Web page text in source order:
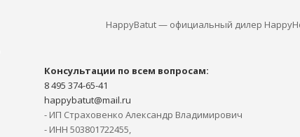
HappyBatut — официальный дилер
Консультации по всем вопросам:
8 495 374-65-41
happybatut@mail.ru
- ИП Страховенко Александр Владимирович
- ИНН 503801722455,